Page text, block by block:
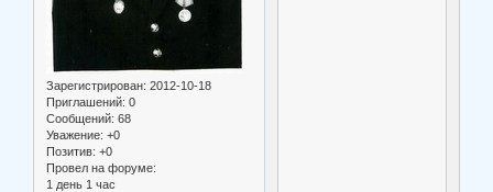
Зарегистрирован: 2012-10-18
Приглашений: 0
Сообщений: 68
Уважение: +0
Позитив: +0
Провел на форуме:
1 день 1 час